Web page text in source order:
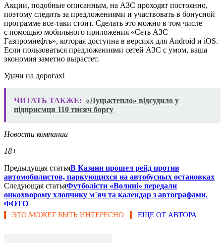
Акции, подобные описанным, на АЗС проходят постоянно,
поэтому следить за предложениями и участвовать в бонусной
программе все-таки стоит. Сделать это можно в том числе
с помощью мобильного приложения «Сеть АЗС
Газпромнефть», которая доступна в версиях для Android и iOS.
Если пользоваться предложениями сетей АЗС с умом, ваша
экономия заметно вырастет.
Удачи на дорогах!
ЧИТАТЬ ТАКЖЕ: «Луцьктепло» відсудило у
підприємця 110 тисяч боргу
Новости компании
18+
Предыдущая статьяВ Казани прошел рейд против
автомобилистов, паркующихся на автобусных остановках
Следующая статьяФутболісти «Волині» передали
онкохворому хлопчику м`яч та календар з автогрaфами.
ФОТО
ЭТО МОЖЕТ БЫТЬ ИНТЕРЕСНО ЕЩЕ ОТ АВТОРА